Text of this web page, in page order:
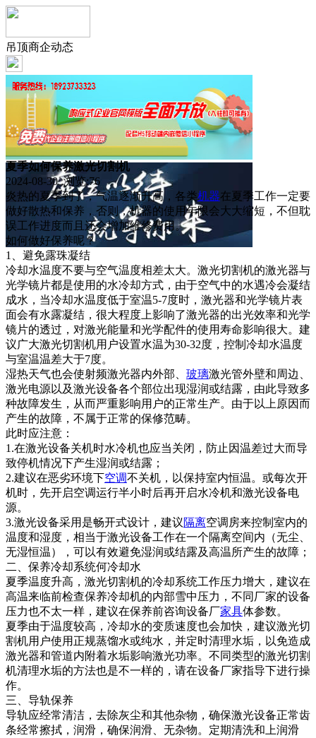
吊顶商企动态
夏季如何保养激光切割机
2024-08-30 浏览:76
炎热的夏季到了，气温逐渐升高，各类机器在夏季工作一定要
做好散热和保养，否则，机器的使用年限会大大缩短，不但耽
误工作进度而且还会增加维修费用。
如何做好保养呢？
1、避免露珠凝结
冷却水温度不要与空气温度相差太大。激光切割机的激光器与
光学镜片都是使用的水冷却方式，由于空气中的水遇冷会凝结
成水，当冷却水温度低于室温5-7度时，激光器和光学镜片表
面会有水露凝结，很大程度上影响了激光器的出光效率和光学
镜片的透过，对激光能量和光学配件的使用寿命影响很大。建
议广大激光切割机用户设置水温为30-32度，控制冷却水温度
与室温温差大于7度。
湿热天气也会使射频激光器内外部、 玻璃激光管外壁和周边、
激光电源以及激光设备各个部位出现湿润或结露，由此导致多
种故障发生，从而严重影响用户的正常生产。由于以上原因而
产生的故障，不属于正常的保修范畴。
此时应注意：
1.在激光设备关机时水冷机也应当关闭，防止因温差过大而导
致停机情况下产生湿润或结露；
2.建议在恶劣环境下空调不关机，以保持室内恒温。或每次开
机时，先开启空调运行半小时后再开启水冷机和激光设备电
源。
3.激光设备采用是畅开式设计，建议隔离空调房来控制室内的
温度和湿度，相当于激光设备工作在一个隔离空间内（无尘、
无湿恒温），可以有效避免湿润或结露及高温所产生的故障；
二、保养冷却系统何冷却水
夏季温度升高，激光切割机的冷却系统工作压力增大，建议在
高温来临前检查保养冷却机的内部雪中压力，不同厂家的设备
压力也不太一样，建议在保养前咨询设备厂家具体参数。
夏季由于温度较高，冷却水的变质速度也会加快，建议激光切
割机用户使用正规蒸馏水或纯水，并定时清理水垢，以免造成
激光器和管道内附着水垢影响激光功率。不同类型的激光切割
机清理水垢的方法也是不一样的，请在设备厂家指导下进行操
作。
三、导轨保养
导轨应经常清洁，去除灰尘和其他杂物，确保激光设备正常齿
条经常擦拭，润滑，确保润滑、无杂物。定期清洗和上润滑